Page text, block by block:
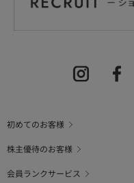
初めてのお客様
株主優待のお客様
会員ランクサービス